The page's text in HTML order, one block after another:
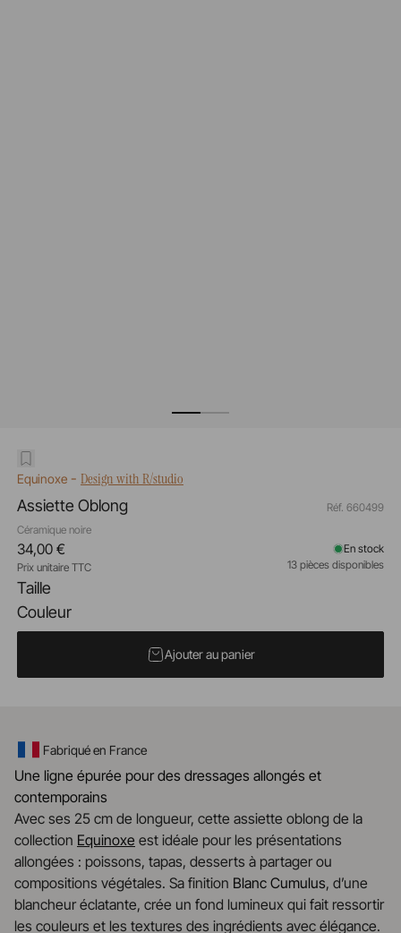
Equinoxe- Design with R/studio
Assiette Oblong
Céramique noire
Réf. 660499
Taille
Couleur
34,00 €
Prix unitaire TTC
En stock
13 pièces disponibles
Ajouter au panier
Fabriqué en France
Une ligne épurée pour des dressages allongés et
contemporains
Avec ses 25 cm de longueur, cette assiette oblong de la
collection Equinoxe est idéale pour les présentations
allongées : poissons, tapas, desserts à partager ou
compositions végétales. Sa finition Blanc Cumulus, d’une
blancheur éclatante, crée un fond lumineux qui fait ressortir
les couleurs et les textures des ingrédients avec élégance.